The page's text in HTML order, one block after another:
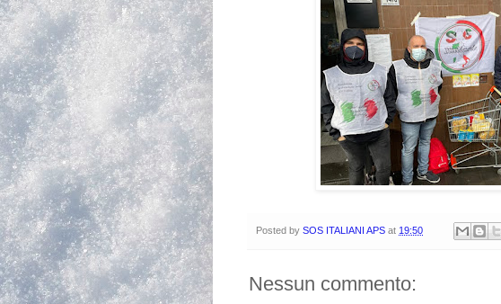
Posted by SOS ITALIANI APS at 19:50
Nessun commento: